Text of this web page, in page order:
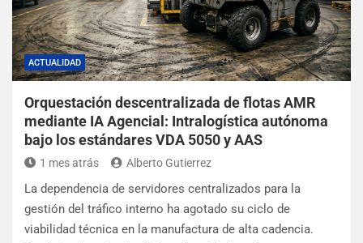
ACTUALIDAD
Orquestación descentralizada de flotas AMR
mediante IA Agencial: Intralogística autónoma
bajo los estándares VDA 5050 y AAS
1 mes atrás Alberto Gutierrez
La dependencia de servidores centralizados para la
gestión del tráfico interno ha agotado su ciclo de
viabilidad técnica en la manufactura de alta cadencia.